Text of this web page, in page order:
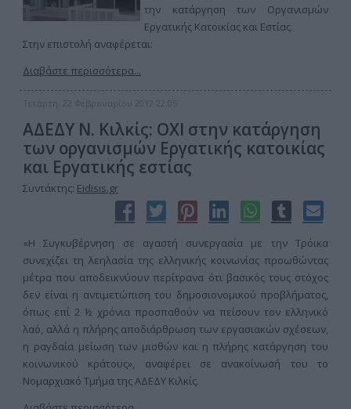
την κατάργηση των Οργανισμών
Εργατικής Κατοικίας και Εστίας.
Στην επιστολή αναφέρεται:
Διαβάστε περισσότερα...
Τετάρτη, 22 Φεβρουαρίου 2012 22:05
ΑΔΕΔΥ Ν. Κιλκίς: ΟΧΙ στην κατάργηση
των οργανισμών Εργατικής κατοικίας
και Εργατικής εστίας
Συντάκτης: Eidisis.gr
«Η Συγκυβέρνηση σε αγαστή συνεργασία με την Τρόικα
συνεχίζει τη λεηλασία της ελληνικής κοινωνίας προωθώντας
μέτρα που αποδεικνύουν περίτρανα ότι βασικός τους στόχος
δεν είναι η αντιμετώπιση του δημοσιονομικού προβλήματος,
όπως επί 2 ½ χρόνια προσπαθούν να πείσουν τον ελληνικό
λαό, αλλά η πλήρης αποδιάρθρωση των εργασιακών σχέσεων,
η ραγδαία μείωση των μισθών και η πλήρης κατάργηση του
κοινωνικού κράτους», αναφέρει σε ανακοίνωσή του το
Νομαρχιακό Τμήμα της ΑΔΕΔΥ Κιλκίς.